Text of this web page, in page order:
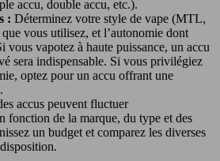
accu, double accu, etc.).
: Déterminez votre style de vape (MTL,
vous utilisez, et l’autonomie dont
vous vapotez à haute puissance, un accu
sera indispensable. Si vous privilégiez
optez pour un accu offrant une
accus peuvent fluctuer
fonction de la marque, du type et des
un budget et comparez les diverses